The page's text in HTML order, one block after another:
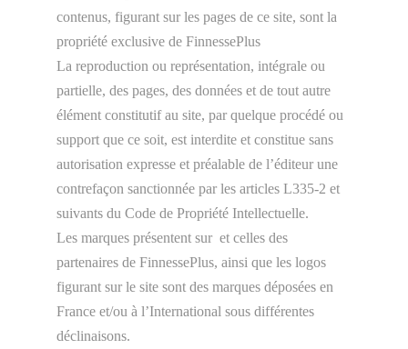
contenus, figurant sur les pages de ce site, sont la
propriété exclusive de FinnessePlus
La reproduction ou représentation, intégrale ou
partielle, des pages, des données et de tout autre
élément constitutif au site, par quelque procédé ou
support que ce soit, est interdite et constitue sans
autorisation expresse et préalable de l’éditeur une
contrefaçon sanctionnée par les articles L335-2 et
suivants du Code de Propriété Intellectuelle.
Les marques présentent sur et celles des
partenaires de FinnessePlus, ainsi que les logos
figurant sur le site sont des marques déposées en
France et/ou à l’International sous différentes
déclinaisons.